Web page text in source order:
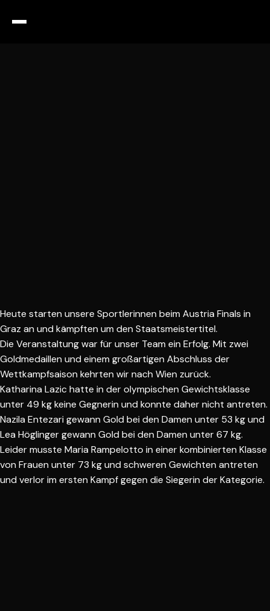
Heute starten unsere Sportlerinnen beim Austria Finals in
Graz an und kämpften um den Staatsmeistertitel.
Die Veranstaltung war für unser Team ein Erfolg. Mit zwei
Goldmedaillen und einem großartigen Abschluss der
Wettkampfsaison kehrten wir nach Wien zurück.
Katharina Lazic hatte in der olympischen Gewichtsklasse
unter 49 kg keine Gegnerin und konnte daher nicht antreten.
Nazila Entezari gewann Gold bei den Damen unter 53 kg und
Lea Höglinger gewann Gold bei den Damen unter 67 kg.
Leider musste Maria Rampelotto in einer kombinierten Klasse
von Frauen unter 73 kg und schweren Gewichten antreten
und verlor im ersten Kampf gegen die Siegerin der Kategorie.